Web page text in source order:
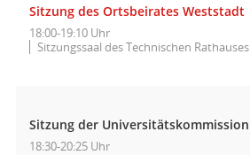
Sitzung des Ortsbeirates Weststadt
18:00-19:10 Uhr
Sitzungssaal des Technischen Rathauses
Sitzung der Universitätskommission
18:30-20:25 Uhr